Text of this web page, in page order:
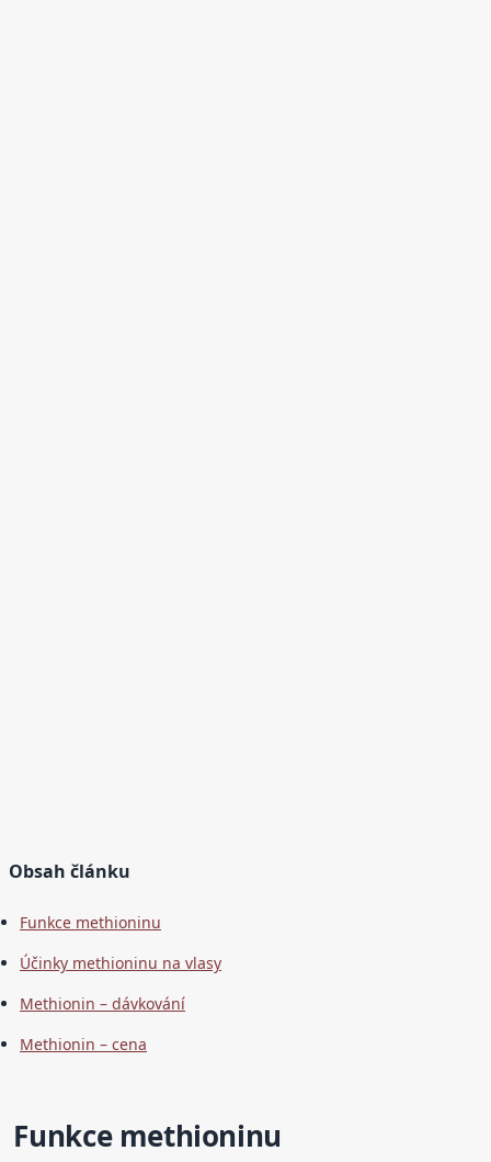
Obsah článku
Funkce methioninu
Účinky methioninu na vlasy
Methionin – dávkování
Methionin – cena
Funkce methioninu